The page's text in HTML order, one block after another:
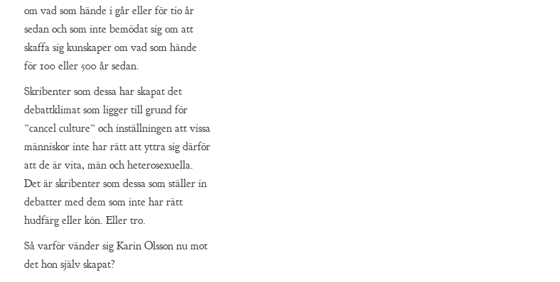
om vad som hände i går eller för tio år
sedan och som inte bemödat sig om att
skaffa sig kunskaper om vad som hände
för 100 eller 500 år sedan.
Skribenter som dessa har skapat det
debattklimat som ligger till grund för
”cancel culture” och inställningen att vissa
människor inte har rätt att yttra sig därför
att de är vita, män och heterosexuella.
Det är skribenter som dessa som ställer in
debatter med dem som inte har rätt
hudfärg eller kön. Eller tro.
Så varför vänder sig Karin Olsson nu mot
det hon själv skapat?